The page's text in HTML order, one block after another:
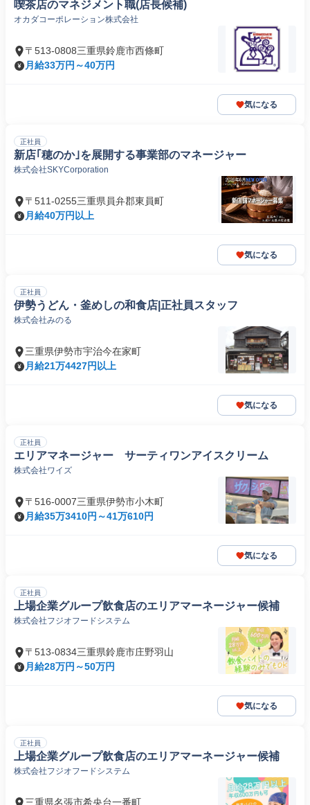
喫茶店のマネジメント職(店長候補)
オカダコーポレーション株式会社
〒513-0808三重県鈴鹿市西條町
月給33万円～40万円
気になる
正社員
新店｢穂のか｣を展開する事業部のマネージャー
株式会社SKYCorporation
〒511-0255三重県員弁郡東員町
月給40万円以上
気になる
正社員
伊勢うどん・釜めしの和食店|正社員スタッフ
株式会社みのる
三重県伊勢市宇治今在家町
月給21万4427円以上
気になる
正社員
エリアマネージャー サーティワンアイスクリーム
株式会社ワイズ
〒516-0007三重県伊勢市小木町
月給35万3410円～41万610円
気になる
正社員
上場企業グループ飲食店のエリアマーネージャー候補
株式会社フジオフードシステム
〒513-0834三重県鈴鹿市庄野羽山
月給28万円～50万円
気になる
正社員
上場企業グループ飲食店のエリアマーネージャー候補
株式会社フジオフードシステム
三重県名張市希央台一番町